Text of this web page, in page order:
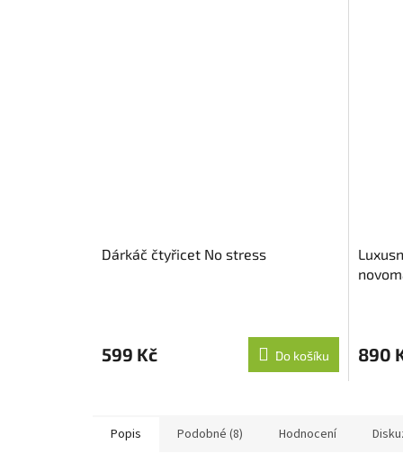
Dárkáč čtyřicet No stress
599 Kč Do košíku 890
Popis Podobné (8) Hodnocení